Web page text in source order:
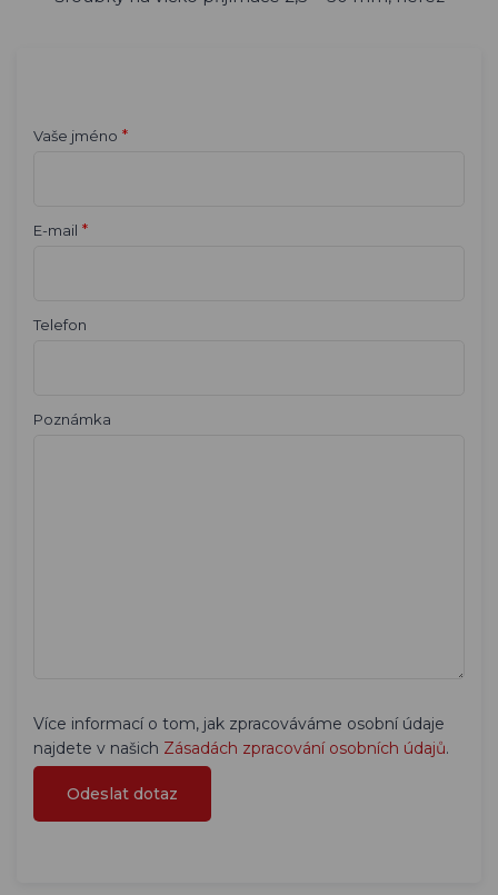
Vaše jméno *
E-mail *
Telefon
Poznámka
Více informací o tom, jak zpracováváme osobní údaje
najdete v našich Zásadách zpracování osobních údajů.